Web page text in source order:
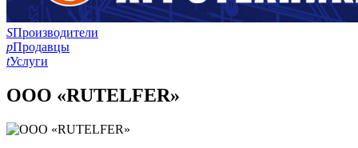
SПроизводители
pПродавцы
tУслуги
ООО «RUTELFER»